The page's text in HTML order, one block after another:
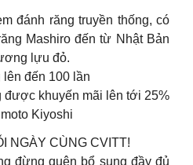
đánh răng truyền thống, có
Mashiro đến từ Nhật Bản
lựu đỏ.
lên đến 100 lần
được khuyến mãi lên tới 25%
Kiyoshi
NGÀY CÙNG CVITT!
đừng quên bổ sung đầy đủ